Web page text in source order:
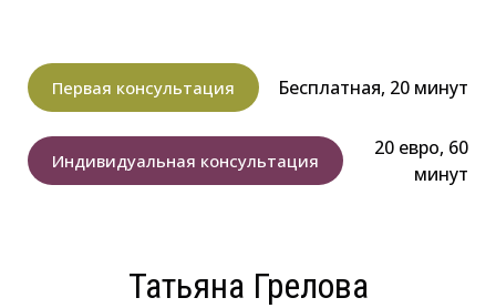
Татьяна Грелова
Первая консультация Бесплатная, 20 минут
Индивидуальная консультация
20 евро, 60
минут